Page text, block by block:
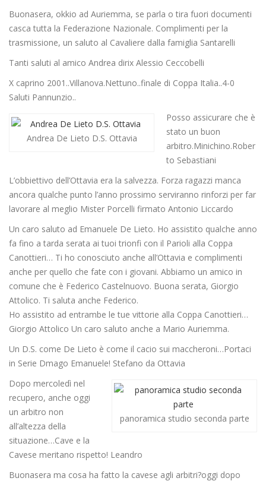
Buonasera, okkio ad Auriemma, se parla o tira fuori documenti
casca tutta la Federazione Nazionale. Complimenti per la
trasmissione, un saluto al Cavaliere dalla famiglia Santarelli
Tanti saluti al amico Andrea dirix Alessio Ceccobelli
X caprino 2001..Villanova.Nettuno..finale di Coppa Italia..4-0
Saluti Pannunzio..
Andrea De Lieto D.S. Ottavia
Posso assicurare che è
stato un buon
arbitro.Minichino.Rober
to Sebastiani
L’obbiettivo dell’Ottavia era la salvezza. Forza ragazzi manca
ancora qualche punto l’anno prossimo serviranno rinforzi per far
lavorare al meglio Mister Porcelli firmato Antonio Liccardo
Un caro saluto ad Emanuele De Lieto. Ho assistito qualche anno
fa fino a tarda serata ai tuoi trionfi con il Parioli alla Coppa
Canottieri… Ti ho conosciuto anche all’Ottavia e complimenti
anche per quello che fate con i giovani. Abbiamo un amico in
comune che è Federico Castelnuovo. Buona serata, Giorgio
Attolico. Ti saluta anche Federico.
Ho assistito ad entrambe le tue vittorie alla Coppa Canottieri…
Giorgio Attolico Un caro saluto anche a Mario Auriemma.
Un D.S. come De Lieto è come il cacio sui maccheroni…Portaci
in Serie Dmago Emanuele! Stefano da Ottavia
panoramica studio seconda parte
Dopo mercoledì nel
recupero, anche oggi
un arbitro non
all’altezza della
situazione…Cave e la
Cavese meritano rispetto! Leandro
Buonasera ma cosa ha fatto la cavese agli arbitri?oggi dopo